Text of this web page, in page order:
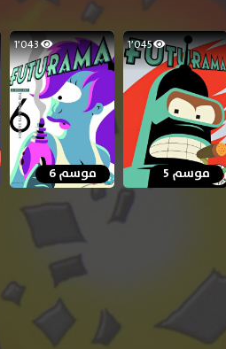
1٬045
موسم 5
1٬043
موسم 6